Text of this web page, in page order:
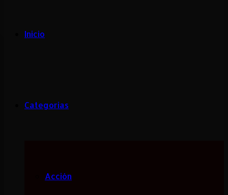
Inicio
Categorias
Acción